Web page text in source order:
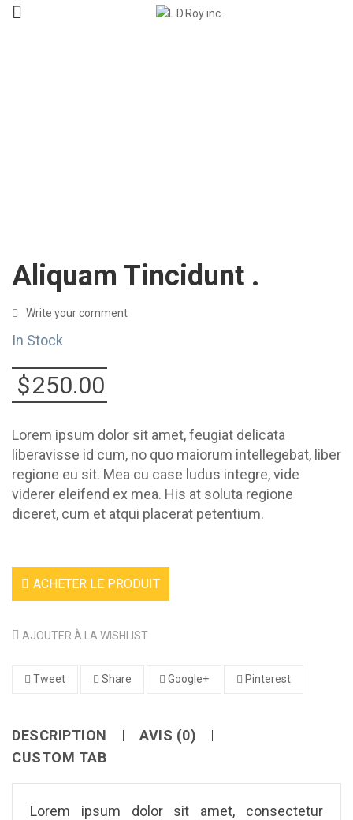
Aliquam Tincidunt .
Write your comment
In Stock
$250.00
Lorem ipsum dolor sit amet, feugiat delicata
liberavisse id cum, no quo maiorum intellegebat, liber
regione eu sit. Mea cu case ludus integre, vide
viderer eleifend ex mea. His at soluta regione
diceret, cum et atqui placerat petentium.
ACHETER LE PRODUIT
AJOUTER À LA WISHLIST
Tweet Share Google+ Pinterest
DESCRIPTION
AVIS (0)
CUSTOM TAB
Lorem ipsum dolor sit amet, consectetur